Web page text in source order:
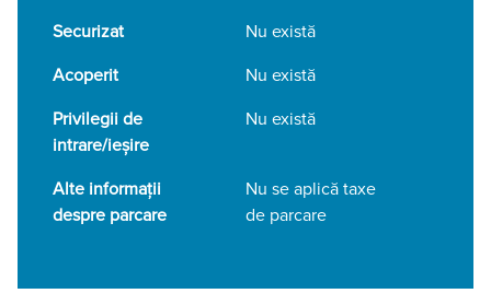
Securizat
Nu există
Acoperit
Nu există
Privilegii de
intrare/ieșire
Nu există
Alte informații
despre parcare
Nu se aplică taxe
de parcare